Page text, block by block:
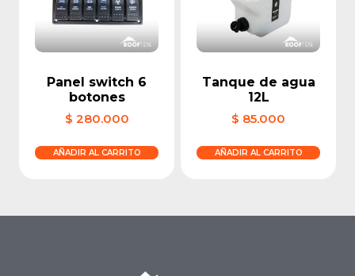
Panel switch 6
botones
$ 280.000
AÑADIR AL CARRITO
Tanque de agua
12L
$ 85.000
AÑADIR AL CARRITO